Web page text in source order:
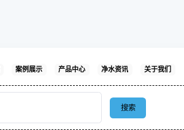
案例展示 产品中心 净水资讯 关于我们
搜索